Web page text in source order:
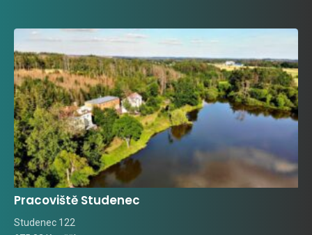
Pracoviště Studenec
Studenec 122